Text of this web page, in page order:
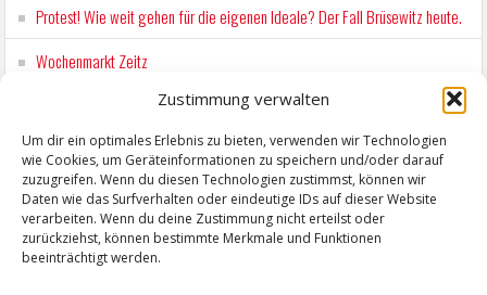
Zustimmung verwalten
Um dir ein optimales Erlebnis zu bieten, verwenden wir Technologien
wie Cookies, um Geräteinformationen zu speichern und/oder darauf
zuzugreifen. Wenn du diesen Technologien zustimmst, können wir
Daten wie das Surfverhalten oder eindeutige IDs auf dieser Website
verarbeiten. Wenn du deine Zustimmung nicht erteilst oder
zurückziehst, können bestimmte Merkmale und Funktionen
beeinträchtigt werden.
Protest! Wie weit gehen für die eigenen Ideale? Der Fall Brüsewitz heute.
Wochenmarkt Zeitz
EINFACH LESEN im August 2026 H.P. Richter - DAMALS WAR ES FRIEDRICH
Workshop für Kinder: Stop-Motion mit LEGO® & Robotik